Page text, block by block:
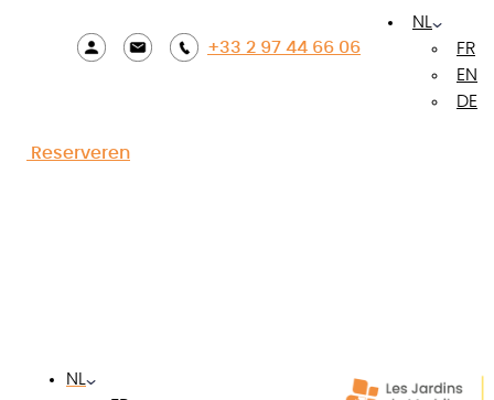
+33 2 97 44 66 06
NL
FR
EN
DE
Reserveren
NL